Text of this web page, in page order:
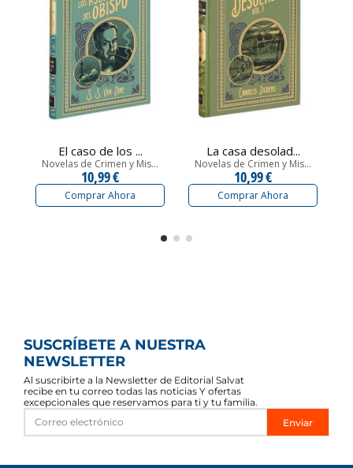
El caso de los ...
Novelas de Crimen y Mis...
10,99 €
Comprar Ahora
La casa desolad...
Novelas de Crimen y Mis...
10,99 €
Comprar Ahora
SUSCRÍBETE A NUESTRA
NEWSLETTER
Al suscribirte a la Newsletter de Editorial Salvat
recibe en tu correo todas las noticias Y ofertas
excepcionales que reservamos para ti y tu familia.
Enviar